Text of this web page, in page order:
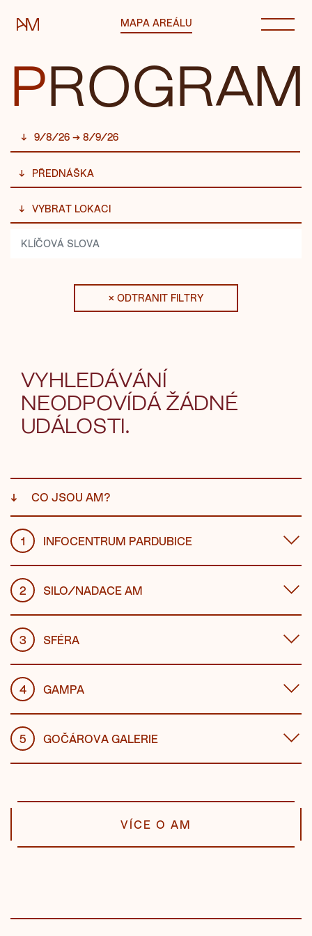
Automatické mlýny MAPA AREÁLU
PROGRAM
9/8/26 → 8/9/26
PŘEDNÁŠKA
VYBRAT LOKACI
× ODTRANIT FILTRY
VYHLEDÁVÁNÍ
NEODPOVÍDÁ ŽÁDNÉ
UDÁLOSTI.
↓ CO JSOU AM?
1 INFOCENTRUM PARDUBICE
2 SILO/NADACE AM
3 SFÉRA
4 GAMPA
5 GOČÁROVA GALERIE
VÍCE O AM